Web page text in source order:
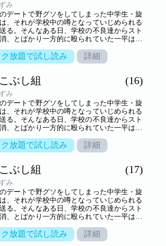
み
デートで野グソをしてしまった中学生・旋
、それが学校中の噂となっていじめられる
る。そんなある日、学校の不良達からスト
、とばかり一方的に殴られていた一平は、
、幼稚園児・乱子と出会い……！？いじめ
の一平が拳法の修業に励んで強くなり、さ
ていく姿を描いた青春熱血格闘アクション
放題で試し読み 詳細
ぶし組 (16)
み
デートで野グソをしてしまった中学生・旋
、それが学校中の噂となっていじめられる
る。そんなある日、学校の不良達からスト
、とばかり一方的に殴られていた一平は、
、幼稚園児・乱子と出会い……！？いじめ
の一平が拳法の修業に励んで強くなり、さ
ていく姿を描いた青春熱血格闘アクション
放題で試し読み 詳細
ぶし組 (17)
み
デートで野グソをしてしまった中学生・旋
、それが学校中の噂となっていじめられる
る。そんなある日、学校の不良達からスト
、とばかり一方的に殴られていた一平は、
、幼稚園児・乱子と出会い……！？いじめ
の一平が拳法の修業に励んで強くなり、さ
放題で試し読み 詳細